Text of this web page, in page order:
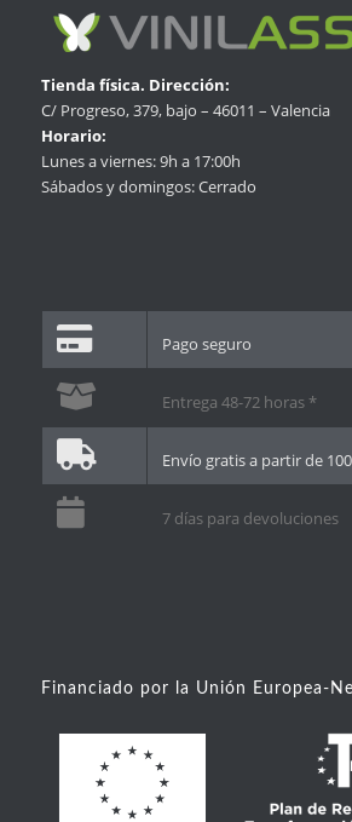
Tienda física. Dirección:
C/ Progreso, 379, bajo – 46011 – Valencia
Horario:
Lunes a viernes: 9h a 17:00h
Sábados y domingos: Cerrado
Pago seguro
Entrega 48-72 horas *
Envío gratis a partir de
7 días para devoluciones
Financiado por la Unión Europea-